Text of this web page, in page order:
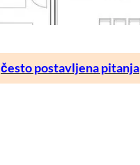
često postavljena pitanja